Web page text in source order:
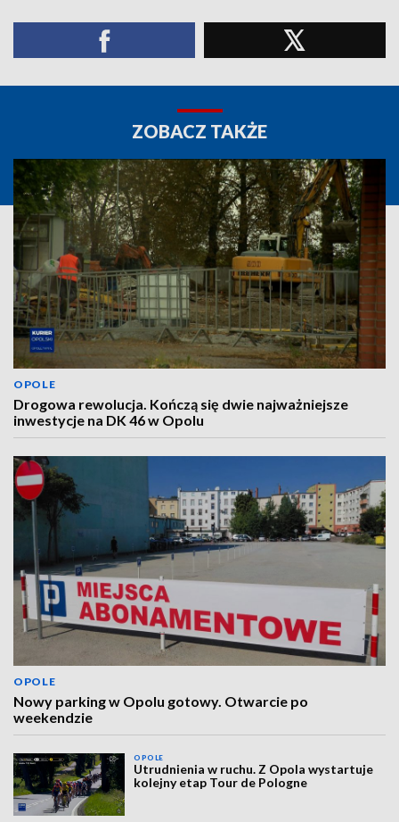
ZOBACZ TAKŻE
OPOLE
Drogowa rewolucja. Kończą się dwie najważniejsze
inwestycje na DK 46 w Opolu
OPOLE
Nowy parking w Opolu gotowy. Otwarcie po
weekendzie
OPOLE
Utrudnienia w ruchu. Z Opola wystartuje
kolejny etap Tour de Pologne